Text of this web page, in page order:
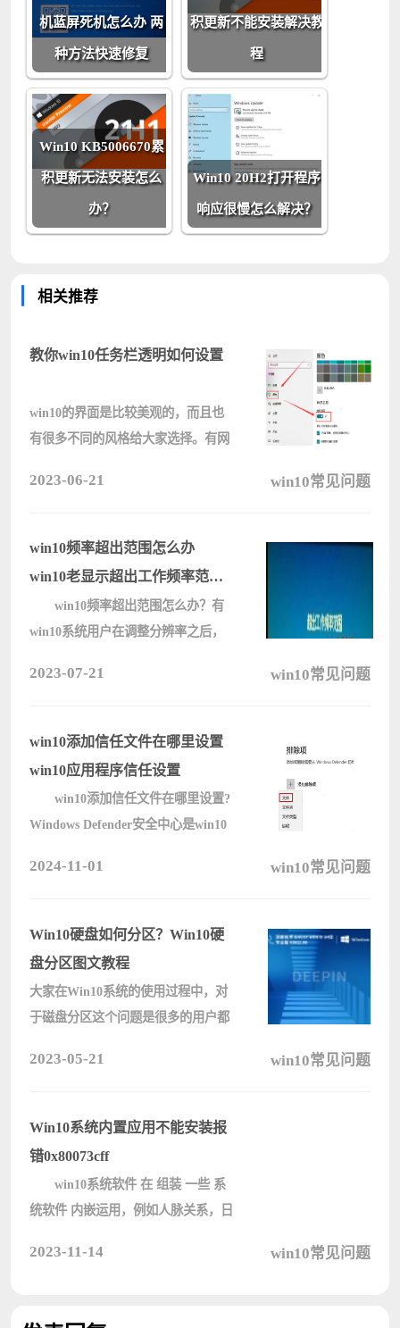
机蓝屏死机怎么办 两
种方法快速修复
积更新不能安装解决教
程
Win10 KB5006670累
积更新无法安装怎么
办？
Win10 20H2打开程序
响应很慢怎么解决？
相关推荐
教你win10任务栏透明如何设置
win10的界面是比较美观的，而且也
有很多不同的风格给大家选择。有网
编教下大家调节win10任务栏透明度
的方法。 ????
2023-06-21 win10常见问题
win10频率超出范围怎么办
win10老显示超出工作频率范围
的解决方法
win10频率超出范围怎么办？有
win10系统用户在调整分辨率之后，
出范围的详细处理方法吧。 win10老
显示超????
2023-07-21 win10常见问题
win10添加信任文件在哪里设置
win10应用程序信任设置
win10添加信任文件在哪里设置?
Windows Defender安全中心是win10
来让软件或文件运行，那具体在哪里
设置添????
2024-11-01 win10常见问题
Win10硬盘如何分区？Win10硬
盘分区图文教程
大家在Win10系统的使用过程中，对
于磁盘分区这个问题是很多的用户都
一起来看看吧，希望可以对大家有所
帮助！ ????
2023-05-21 win10常见问题
Win10系统内置应用不能安装报
错0x80073cff
win10系统软件 在 组装 一些 系
统软件 内嵌运用，例如人脉关系，日
2023-11-14 win10常见问题